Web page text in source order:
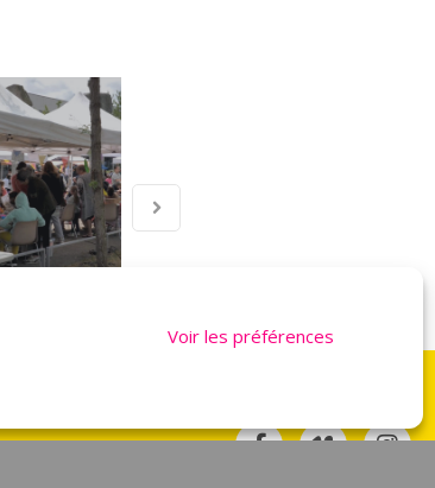
Voir les préférences